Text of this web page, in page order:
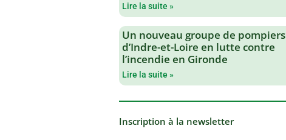
Lire la suite »
Un nouveau groupe de pompiers
d’Indre-et-Loire en lutte contre
l’incendie en Gironde
Lire la suite »
Inscription à la newsletter